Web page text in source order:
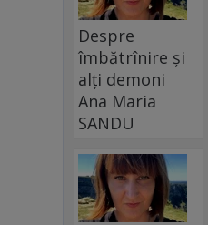
Despre
îmbătrînire și
alți demoni
Ana Maria
SANDU